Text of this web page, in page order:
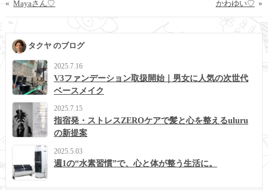
« Mayaさん♡ »
かわゆい♡
タクヤ のブログ
2025.7.16
V3ファンデーション取扱開始｜男女に人気の次世代
ベースメイク
2025.7.15
指宿発・ストレスZEROケアで髪と心を整えるuluru
の新提案
2025.5.03
週1の“水素習慣”で、心と体が整う生活に。